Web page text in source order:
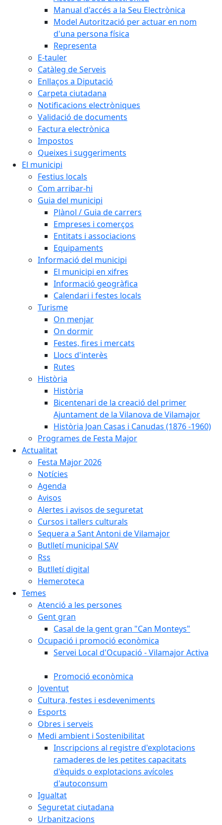
Manual d'accés a la Seu Electrònica
Model Autorització per actuar en nom
d'una persona física
Representa
E-tauler
Catàleg de Serveis
Enllaços a Diputació
Carpeta ciutadana
Notificacions electròniques
Validació de documents
Factura electrònica
Impostos
Queixes i suggeriments
El municipi
Festius locals
Com arribar-hi
Guia del municipi
Plànol / Guia de carrers
Empreses i comerços
Entitats i associacions
Equipaments
Informació del municipi
El municipi en xifres
Informació geogràfica
Calendari i festes locals
Turisme
On menjar
On dormir
Festes, fires i mercats
Llocs d'interès
Rutes
Història
Història
Bicentenari de la creació del primer
Ajuntament de la Vilanova de Vilamajor
Història Joan Casas i Canudas (1876 -1960)
Programes de Festa Major
Actualitat
Festa Major 2026
Notícies
Agenda
Avisos
Alertes i avisos de seguretat
Cursos i tallers culturals
Sequera a Sant Antoni de Vilamajor
Butlletí municipal SAV
Rss
Butlletí digital
Hemeroteca
Temes
Atenció a les persones
Gent gran
Casal de la gent gran "Can Monteys"
Ocupació i promoció econòmica
Servei Local d'Ocupació - Vilamajor Activa
Promoció econòmica
Joventut
Cultura, festes i esdeveniments
Esports
Obres i serveis
Medi ambient i Sostenibilitat
Inscripcions al registre d'explotacions
ramaderes de les petites capacitats
d'èquids o explotacions avícoles
d'autoconsum
Igualtat
Seguretat ciutadana
Urbanitzacions